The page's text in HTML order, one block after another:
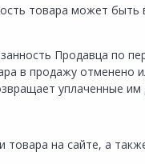
товара может
Продавца по
в продажу отменено
уплаченные им
на сайте, а